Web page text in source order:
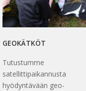
GEOKÄTKÖT
Tutustumme
satellittipaikannusta
hyödyntävään geo-